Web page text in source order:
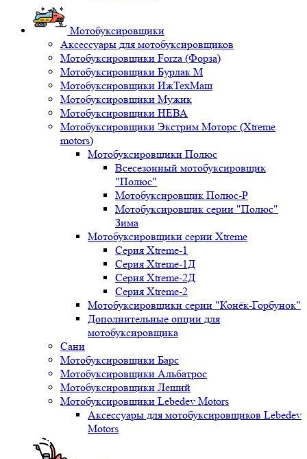
Мотобуксировщики
Аксессуары для мотобуксировщиков
Мотобуксировщики Forza (Форза)
Мотобуксировщики Бурлак М
Мотобуксировщики ИжТехМаш
Мотобуксировщики Мужик
Мотобуксировщики НЕВА
Мотобуксировщики Экстрим Моторс (Xtreme
motors)
Мотобуксировщики Полюс
Всесезонный мотобуксировщик
"Полюс"
Мотобуксировщик Полюс-Р
Мотобуксировщик серии "Полюс"
Зима
Мотобуксировщики серии Xtreme
Серия Xtreme-1
Серия Xtreme-1Д
Серия Xtreme-2Д
Серия Xtreme-2
Мотобуксировщики серии "Конёк-Горбунок"
Дополнительные опции для
мотобуксировщика
Сани
Мотобуксировщики Барс
Мотобуксировщики Альбатрос
Мотобуксировщики Леший
Мотобуксировщики Lebedev Motors
Аксессуары для мотобуксировщиков Lebedev
Motors